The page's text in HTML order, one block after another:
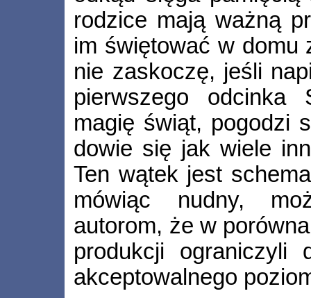
rodzice mają ważną
im świętować w domu
nie zaskoczę, jeśli
pierwszego odcinka
magię świąt, pogodzi
dowie się jak wiele
Ten wątek jest
mówiąc nudny,
autorom, że w
produkcji ograniczyli
akceptowalnego